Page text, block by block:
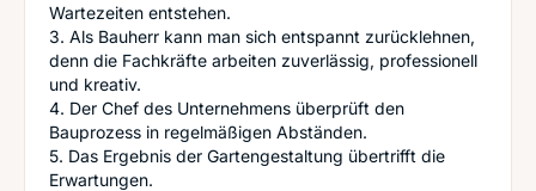
Wartezeiten entstehen.
3. Als Bauherr kann man sich entspannt zurücklehnen,
denn die Fachkräfte arbeiten zuverlässig, professionell
und kreativ.
4. Der Chef des Unternehmens überprüft den
Bauprozess in regelmäßigen Abständen.
5. Das Ergebnis der Gartengestaltung übertrifft die
Erwartungen.